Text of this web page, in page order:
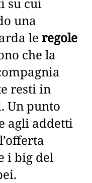
una
le regole
che la
resti in
Un punto
agli addetti
i big del